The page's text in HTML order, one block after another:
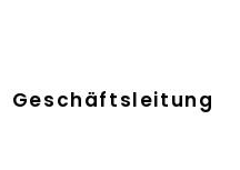
Geschäftsleitung